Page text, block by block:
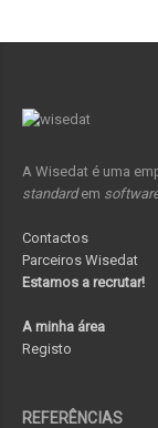
A Wisedat é uma
standardem
Contactos
Parceiros Wisedat
Estamos a recrutar!
A minha área
Registo
REFERÊNCIAS